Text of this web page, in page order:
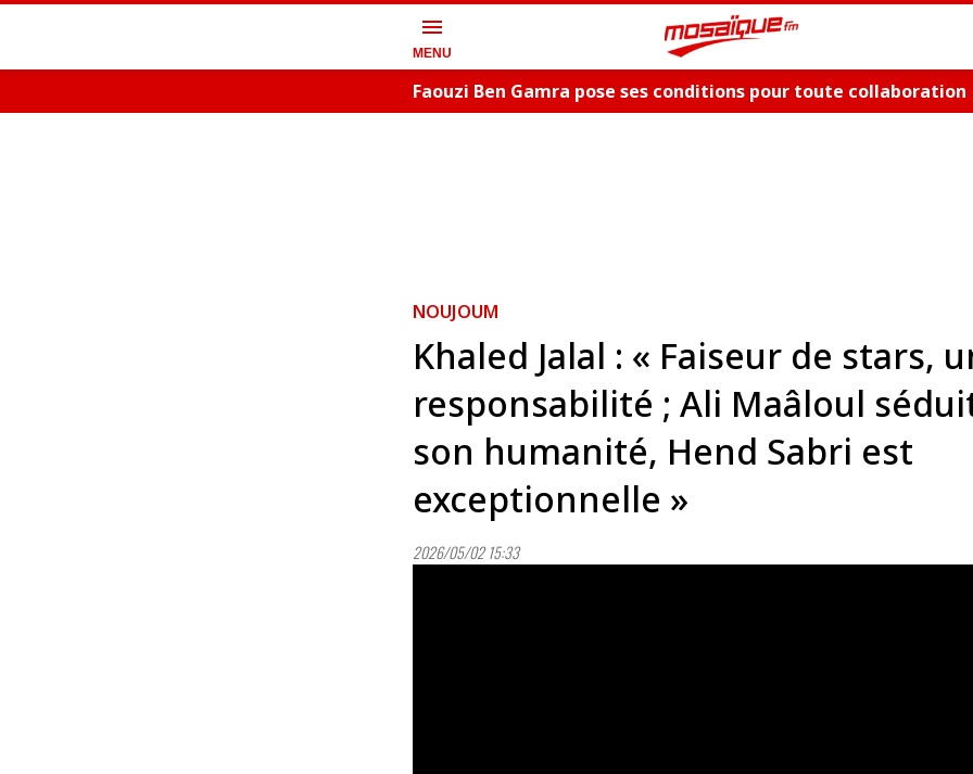
menu
MENU
Faouzi Ben Gamra pose ses conditions pour toute collaboration
NOUJOUM
Khaled Jalal : « Faiseur de stars,
responsabilité ; Ali Maâloul
son humanité, Hend Sabri est
exceptionnelle »
2026/05/02 15:33